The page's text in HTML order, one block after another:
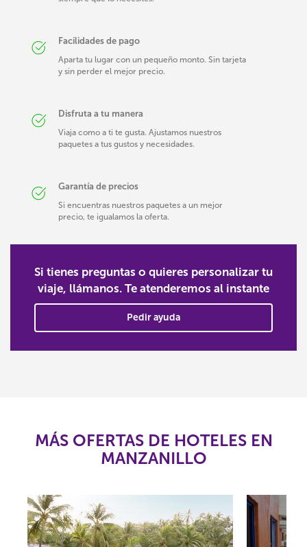
Facilidades de pago
Aparta tu lugar con un pequeño monto. Sin tarjeta
y sin perder el mejor precio.
Disfruta a tu manera
Viaja como a ti te gusta. Ajustamos nuestros
paquetes a tus gustos y necesidades.
Garantía de precios
Si encuentras nuestros paquetes a un mejor
precio, te igualamos la oferta.
Si tienes preguntas o quieres personalizar tu
viaje, llámanos. Te atenderemos al instante
Pedir ayuda
MÁS OFERTAS DE HOTELES EN
MANZANILLO